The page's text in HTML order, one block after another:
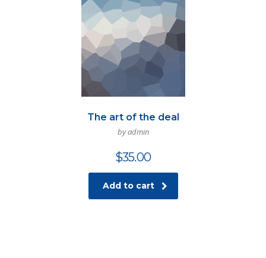
The art of the deal
by admin
$35.00
Add to cart